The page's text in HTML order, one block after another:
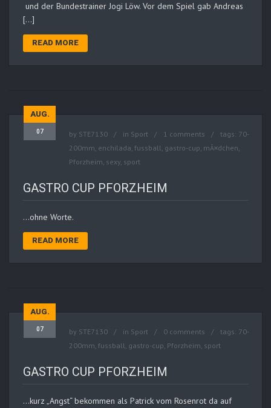
und der Bundestrainer Jogi Löw. Vor dem Spiel gab Andreas
[…]
READ MORE
AUG.
07 by STE7130 in Sport 1 comments tags: 70-
200mm, enchilada, fussball, gastro-cup, mÃ¤dchen,
Pforzheim, sexy, sport
GASTRO CUP PFORZHEIM
…ohne Worte.
READ MORE
AUG.
07 by STE7130 in Sport 0 comments tags: 70-
200mm, fussball, gastro-cup, Pforzheim, sport
GASTRO CUP PFORZHEIM
…kurz „Angst“ bekommen als Patrick vom Rosenrot da auf